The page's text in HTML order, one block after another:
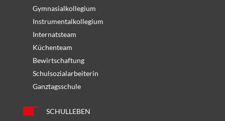
Gymnasialkollegium
Instrumentalkollegium
Internatsteam
Küchenteam
Bewirtschaftung
Schulsozialarbeiterin
Ganztagsschule
SCHULLEBEN